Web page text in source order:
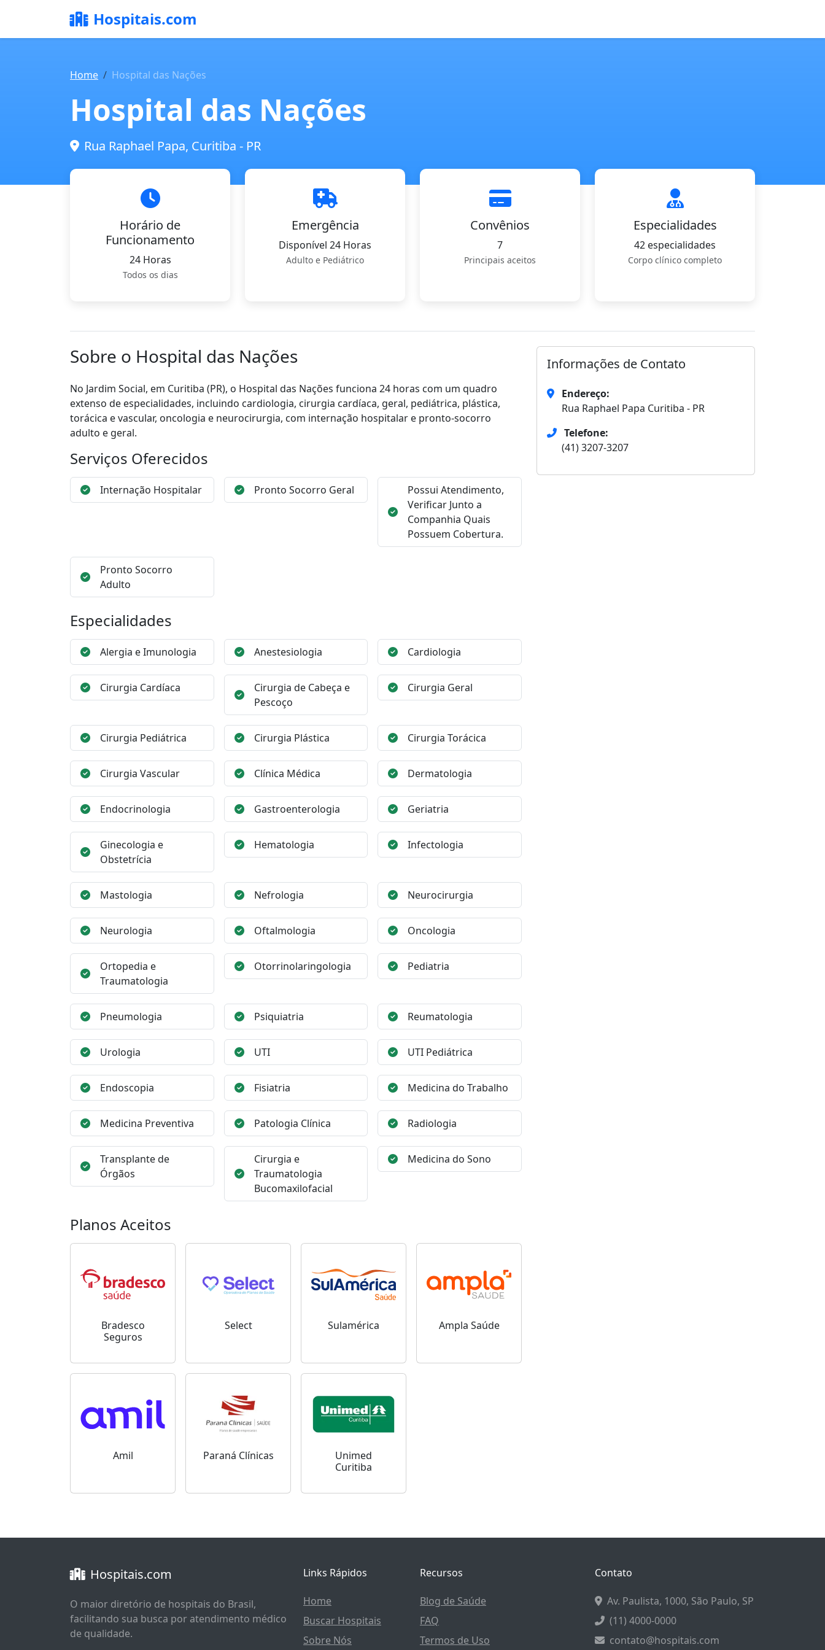
Hospitais.com
Home Hospital das Nações
Hospital das Nações
Rua Raphael Papa, Curitiba - PR
Horário de
Funcionamento
24 Horas
Todos os dias
Emergência
Disponível 24 Horas
Adulto e Pediátrico
Convênios
7
Principais aceitos
Especialidades
42 especialidades
Corpo clínico completo
Sobre o Hospital das Nações
No Jardim Social, em Curitiba (PR), o Hospital das Nações funciona 24 horas com um quadro
extenso de especialidades, incluindo cardiologia, cirurgia cardíaca, geral, pediátrica, plástica,
torácica e vascular, oncologia e neurocirurgia, com internação hospitalar e pronto-socorro
adulto e geral.
Serviços Oferecidos
Internação Hospitalar Pronto Socorro Geral
Possui Atendimento,
Verificar Junto a
Companhia Quais
Possuem Cobertura.
Pronto Socorro
Adulto
Especialidades
Alergia e Imunologia Anestesiologia Cardiologia
Cirurgia Cardíaca
Cirurgia de Cabeça e
Pescoço
Cirurgia Geral
Cirurgia Pediátrica Cirurgia Plástica Cirurgia Torácica
Cirurgia Vascular Clínica Médica Dermatologia
Endocrinologia Gastroenterologia Geriatria
Ginecologia e
Obstetrícia
Hematologia Infectologia
Mastologia Nefrologia Neurocirurgia
Neurologia Oftalmologia Oncologia
Ortopedia e
Traumatologia
Otorrinolaringologia Pediatria
Pneumologia Psiquiatria Reumatologia
Urologia UTI UTI Pediátrica
Endoscopia Fisiatria Medicina do Trabalho
Medicina Preventiva Patologia Clínica Radiologia
Transplante de
Órgãos
Cirurgia e
Traumatologia
Bucomaxilofacial
Medicina do Sono
Planos Aceitos
Bradesco
Seguros
Select Sulamérica Ampla Saúde
Amil Paraná Clínicas
Unimed
Curitiba
Informações de Contato
Endereço:
Rua Raphael Papa Curitiba - PR
Telefone:
(41) 3207-3207
Hospitais.com
O maior diretório de hospitais do Brasil,
facilitando sua busca por atendimento médico
de qualidade.
Links Rápidos
Home
Buscar Hospitais
Sobre Nós
Recursos
Blog de Saúde
FAQ
Termos de Uso
Contato
Av. Paulista, 1000, São Paulo, SP
(11) 4000-0000
contato@hospitais.com